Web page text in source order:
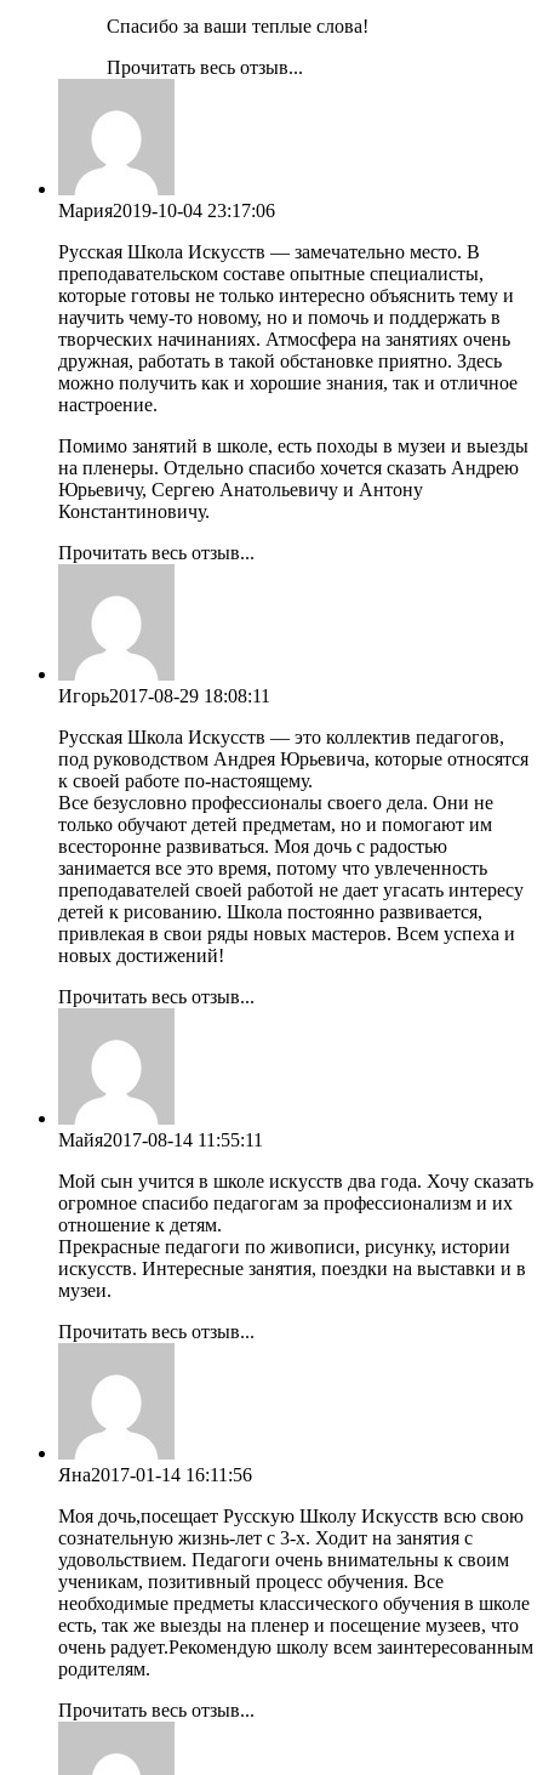
Спасибо за ваши теплые слова!
Прочитать весь отзыв...
Мария2019-10-04 23:17:06
Русская Школа Искусств — замечательно место. В
преподавательском составе опытные специалисты,
которые готовы не только интересно объяснить тему и
научить чему-то новому, но и помочь и поддержать в
творческих начинаниях. Атмосфера на занятиях очень
дружная, работать в такой обстановке приятно. Здесь
можно получить как и хорошие знания, так и отличное
настроение.
Помимо занятий в школе, есть походы в музеи и выезды
на пленеры. Отдельно спасибо хочется сказать Андрею
Юрьевичу, Сергею Анатольевичу и Антону
Константиновичу.
Прочитать весь отзыв...
Игорь2017-08-29 18:08:11
Русская Школа Искусств — это коллектив педагогов,
под руководством Андрея Юрьевича, которые относятся
к своей работе по-настоящему.
Все безусловно профессионалы своего дела. Они не
только обучают детей предметам, но и помогают им
всесторонне развиваться. Моя дочь с радостью
занимается все это время, потому что увлеченность
преподавателей своей работой не дает угасать интересу
детей к рисованию. Школа постоянно развивается,
привлекая в свои ряды новых мастеров. Всем успеха и
новых достижений!
Прочитать весь отзыв...
Майя2017-08-14 11:55:11
Мой сын учится в школе искусств два года. Хочу сказать
огромное спасибо педагогам за профессионализм и их
отношение к детям.
Прекрасные педагоги по живописи, рисунку, истории
искусств. Интересные занятия, поездки на выставки и в
музеи.
Прочитать весь отзыв...
Яна2017-01-14 16:11:56
Моя дочь,посещает Русскую Школу Искусств всю свою
сознательную жизнь-лет с 3-х. Ходит на занятия с
удовольствием. Педагоги очень внимательны к своим
ученикам, позитивный процесс обучения. Все
необходимые предметы классического обучения в школе
есть, так же выезды на пленер и посещение музеев, что
очень радует.Рекомендую школу всем заинтересованным
родителям.
Прочитать весь отзыв...